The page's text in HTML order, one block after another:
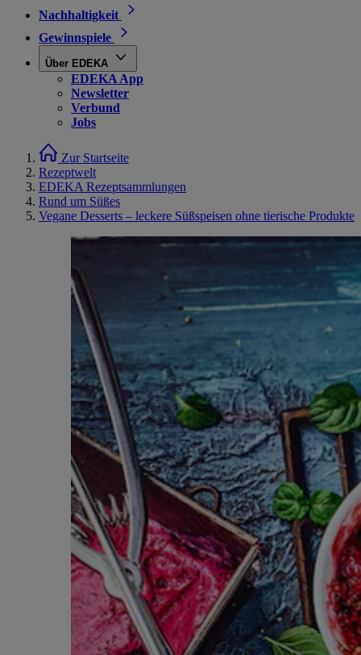
Nachhaltigkeit
Gewinnspiele
Über EDEKA
EDEKA App
Newsletter
Verbund
Jobs
Zur Startseite
Rezeptwelt
EDEKA Rezeptsammlungen
Rund um Süßes
Vegane Desserts – leckere Süßspeisen ohne tierische Produkte